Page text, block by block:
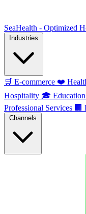
SeaHealth - Optimized
🛒 E-commerce ❤️
Hospitality 🎓
Professional Services 🏢